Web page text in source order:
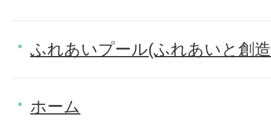
ふれあいプール(ふれあいと創
ホーム